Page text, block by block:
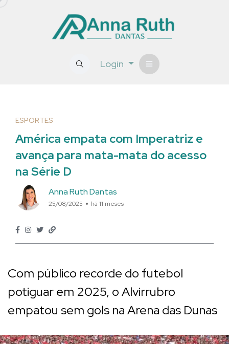
Login
ESPORTES
América empata com Imperatriz e
avança para mata-mata do acesso
na Série D
Anna Ruth Dantas
25/08/2025 há 11 meses
Com público recorde do futebol
potiguar em 2025, o Alvirrubro
empatou sem gols na Arena das Dunas